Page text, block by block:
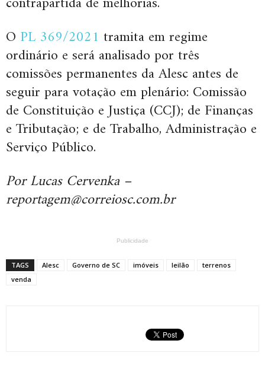
O PL 369/2021 tramita em regime
ordinário e será analisado por três
comissões permanentes da Alesc antes de
seguir para votação em plenário: Comissão
de Constituição e Justiça (CCJ); de Finanças
e Tributação; e de Trabalho, Administração e
Serviço Público.
Por Lucas Cervenka –
reportagem@correiosc.com.br
Publicidade
TAGS Alesc Governo de SC imóveis leilão
terrenos
venda